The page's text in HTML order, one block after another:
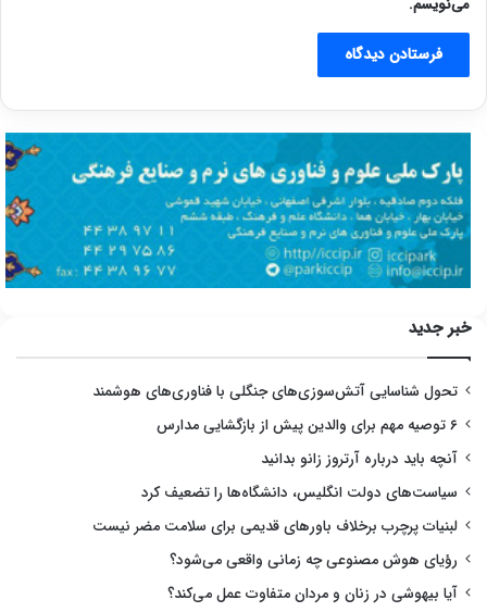
می‌نویسم.
خبر جدید
تحول شناسایی آتش‌سوزی‌های جنگلی با فناوری‌های هوشمند
۶ توصیه مهم برای والدین پیش از بازگشایی مدارس
آنچه باید درباره آرتروز زانو بدانید
سیاست‌های دولت انگلیس، دانشگاه‌ها را تضعیف کرد
لبنیات پرچرب برخلاف باورهای قدیمی برای سلامت مضر نیست
رؤیای هوش مصنوعی چه زمانی واقعی می‌شود؟
آیا بیهوشی در زنان و مردان متفاوت عمل می‌کند؟